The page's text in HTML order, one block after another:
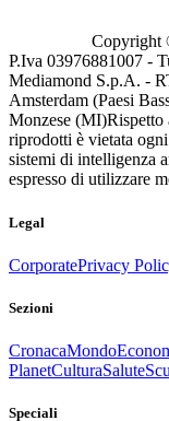
Copyright
P.Iva 03976881007 -
Mediamond S.p.A. -
Amsterdam (Paesi
Monzese (MI)Rispetto
riprodotti è vietata
sistemi di intelligenza
espresso di utilizzare
Legal
CorporatePrivacy
Sezioni
CronacaMondo
PlanetCulturaSalute
Speciali